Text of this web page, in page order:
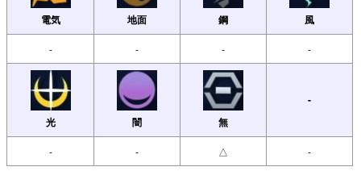
電気 地面 鋼 風
- - - -
光 闇 無
-
- - △ -